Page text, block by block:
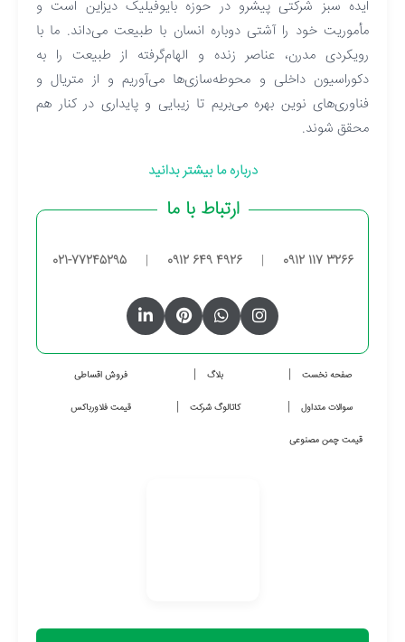
ایده سبز شرکتی پیشرو در حوزه بایوفیلیک دیزاین است و
مأموریت خود را آشتی دوباره انسان با طبیعت می‌داند. ما با
رویکردی مدرن، عناصر زنده و الهام‌گرفته از طبیعت را به
دکوراسیون داخلی و محوطه‌سازی‌ها می‌آوریم و از متریال و
فناوری‌های نوین بهره می‌بریم تا زیبایی و پایداری در کنار هم
محقق شوند.
درباره ما بیشتر بدانید
ارتباط با ما
0912 117 3266
|
0912 649 4926
|
021-77245295
صفحه نخست بلاگ فروش اقساطی
سوالات متداول کاتالوگ شرکت قیمت فلاورباکس
قیمت چمن مصنوعی